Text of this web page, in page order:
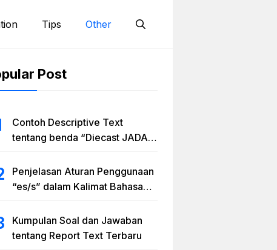
Tips Other
Post
Contoh Descriptive Text
tentang benda “Diecast JADA –
Penjelasan Aturan Penggunaan
“es/s” dalam Kalimat Bahasa
Kumpulan Soal dan Jawaban
tentang Report Text Terbaru